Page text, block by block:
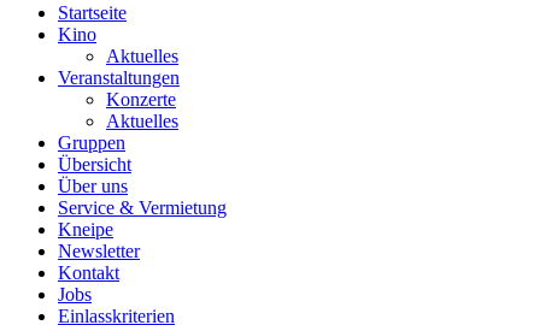
Startseite
Kino
Aktuelles
Veranstaltungen
Konzerte
Aktuelles
Gruppen
Übersicht
Über uns
Service & Vermietung
Kneipe
Newsletter
Kontakt
Jobs
Einlasskriterien